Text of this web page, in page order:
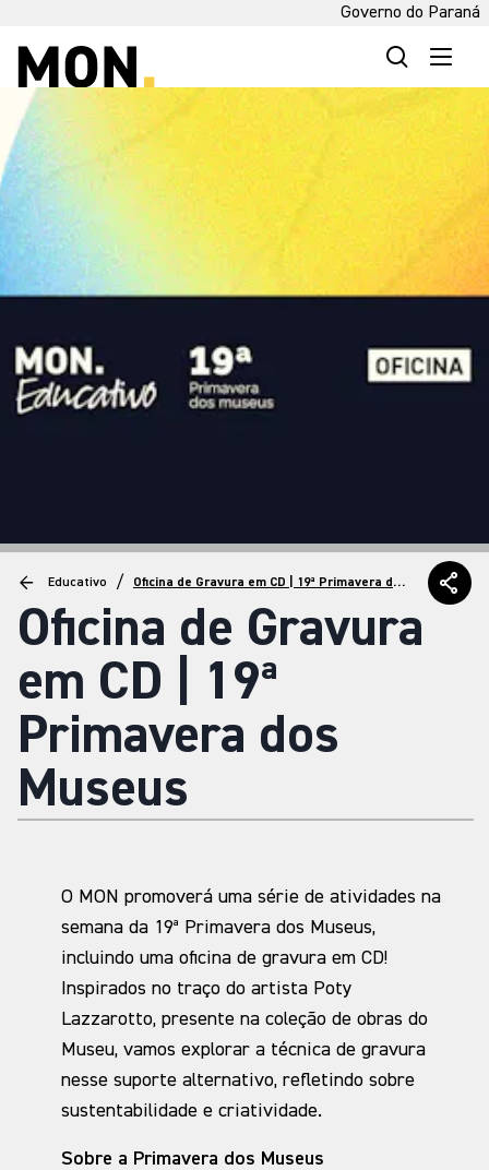
Governo do Paraná
Educativo /
Oficina de Gravura em CD | 19ª Primavera dos
Oficina de Gravura
em CD | 19ª
Primavera dos
Museus
O MON promoverá uma série de atividades na
semana da 19ª Primavera dos Museus,
incluindo uma oficina de gravura em CD!
Inspirados no traço do artista Poty
Lazzarotto, presente na coleção de obras do
Museu, vamos explorar a técnica de gravura
nesse suporte alternativo, refletindo sobre
sustentabilidade e criatividade.
Sobre a Primavera dos Museus